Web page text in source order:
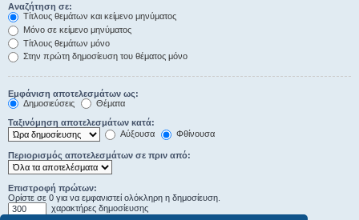
Αναζήτηση σε:
Τίτλους θεμάτων και κείμενο μηνύματος
Μόνο σε κείμενο μηνύματος
Τίτλους θεμάτων μόνο
Στην πρώτη δημοσίευση του θέματος μόνο
Εμφάνιση αποτελεσμάτων ως:
Δημοσιεύσεις
Θέματα
Ταξινόμηση αποτελεσμάτων κατά:
Αύξουσα
Φθίνουσα
Περιορισμός αποτελεσμάτων σε πριν από:
Επιστροφή πρώτων:
Ορίστε σε 0 για να εμφανιστεί ολόκληρη η δημοσίευση.
χαρακτήρες δημοσίευσης